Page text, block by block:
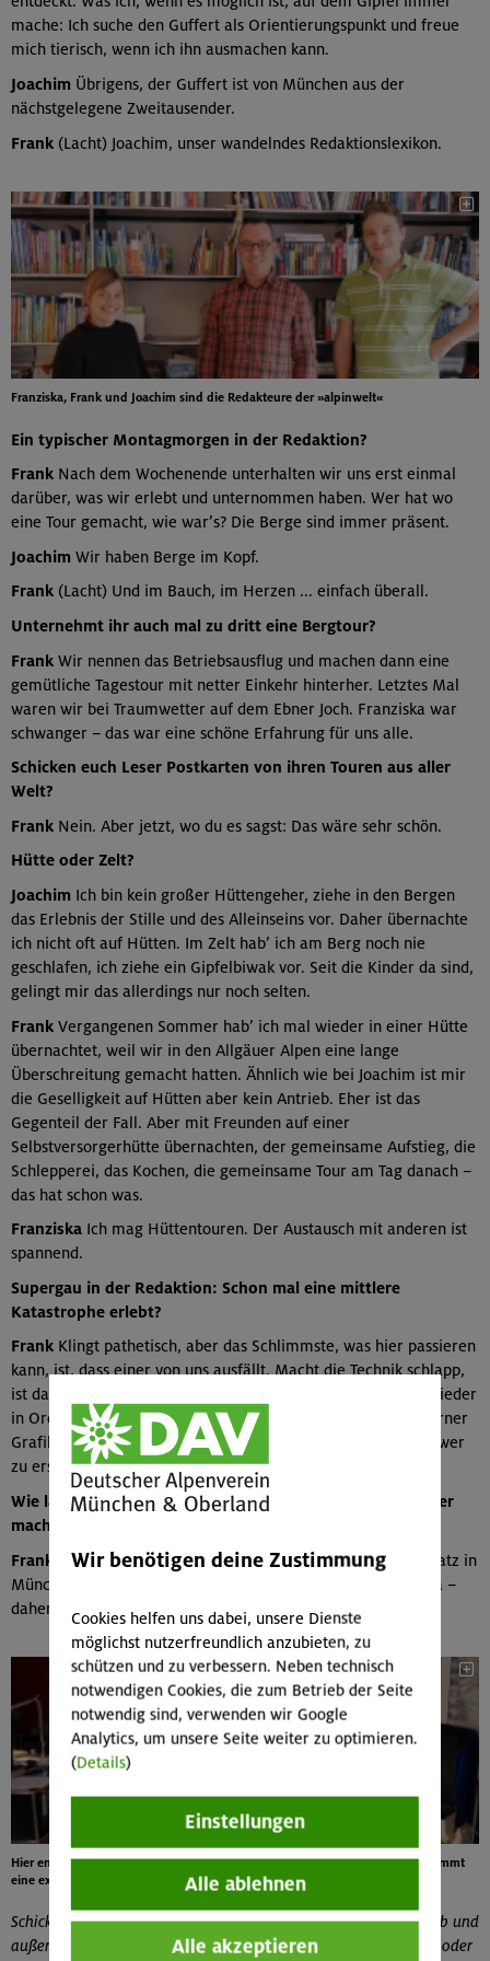
mache: Ich suche den Guffert als Orientierungspunkt und freue
mich tierisch, wenn ich ihn ausmachen kann.
Joachim Übrigens, der Guffert ist von München aus der
nächstgelegene Zweitausender.
Frank (Lacht) Joachim, unser wandelndes Redaktionslexikon.
Franziska, Frank und Joachim sind die Redakteure der »alpinwelt«
Ein typischer Montagmorgen in der Redaktion?
Frank Nach dem Wochenende unterhalten wir uns erst einmal
darüber, was wir erlebt und unternommen haben. Wer hat wo
eine Tour gemacht, wie war’s? Die Berge sind immer präsent.
Joachim Wir haben Berge im Kopf.
Frank (Lacht) Und im Bauch, im Herzen ... einfach überall.
Unternehmt ihr auch mal zu dritt eine Bergtour?
Frank Wir nennen das Betriebsausflug und machen dann eine
gemütliche Tagestour mit netter Einkehr hinterher. Letztes Mal
waren wir bei Traumwetter auf dem Ebner Joch. Franziska war
schwanger – das war eine schöne Erfahrung für uns alle.
Schicken euch Leser Postkarten von ihren Touren aus aller
Welt?
Frank Nein. Aber jetzt, wo du es sagst: Das wäre sehr schön.
Hütte oder Zelt?
Joachim Ich bin kein großer Hüttengeher, ziehe in den Bergen
das Erlebnis der Stille und des Alleinseins vor. Daher übernachte
ich nicht oft auf Hütten. Im Zelt hab’ ich am Berg noch nie
geschlafen, ich ziehe ein Gipfelbiwak vor. Seit die Kinder da sind,
gelingt mir das allerdings nur noch selten.
Frank Vergangenen Sommer hab’ ich mal wieder in einer Hütte
übernachtet, weil wir in den Allgäuer Alpen eine lange
Überschreitung gemacht hatten. Ähnlich wie bei Joachim ist mir
die Geselligkeit auf Hütten aber kein Antrieb. Eher ist das
Gegenteil der Fall. Aber mit Freunden auf einer
Selbstversorgerhütte übernachten, der gemeinsame Aufstieg, die
Schlepperei, das Kochen, die gemeinsame Tour am Tag danach –
das hat schon was.
Franziska Ich mag Hüttentouren. Der Austausch mit anderen ist
spannend.
Supergau in der Redaktion: Schon mal eine mittlere
Katastrophe erlebt?
Frank Klingt pathetisch, aber das Schlimmste, was hier passieren
kann, ist, dass einer von uns ausfällt. Macht die Technik schlapp,
ist das halb so wild. Dann kommt eben einer und bringt es wieder
in Ordnung. Aber wir drei sind nicht zu ersetzen. Unser externer
Grafiker, der seit 18 Jahren für uns arbeitet, ist ebenfalls schwer
zu ersetzen.
Wie lange seid ihr schon in diesen Räumlichkeiten und wer
macht im »alpinwelt«-Basecamp abends das Licht aus?
Frank
Seit 10,5 Jahren fühlen uns hier am Helmut-Fischer-Platz in
München sehr wohl. (Lacht) Wer später kommt, ist länger da –
daher mache
abends in der Redaktion das Licht aus.
Hier entsteht die »alpinwelt« von redaktioneller Seite; die Gestaltung übernimmt
eine externe Grafik-Agentur
Schicken euch die Berge auch regelmäßig auf Termine innerhalb und
außerhalb der Stadt? Besucht ihr z. B. Messen wie die Outdoor oder
Wir benötigen deine Zustimmung
Cookies helfen uns dabei, unsere Dienste
möglichst nutzerfreundlich anzubieten, zu
schützen und zu verbessern. Neben technisch
notwendigen Cookies, die zum Betrieb der Seite
notwendig sind, verwenden wir Google
Analytics, um unsere Seite weiter zu optimieren.
(Details)
Einstellungen
Alle ablehnen
Alle akzeptieren